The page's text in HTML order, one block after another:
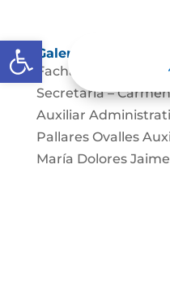
Abrir barra de
Galería
Fachada Notaría
Secretaria –
Auxiliar
Pallares Ovalles
María Dolores